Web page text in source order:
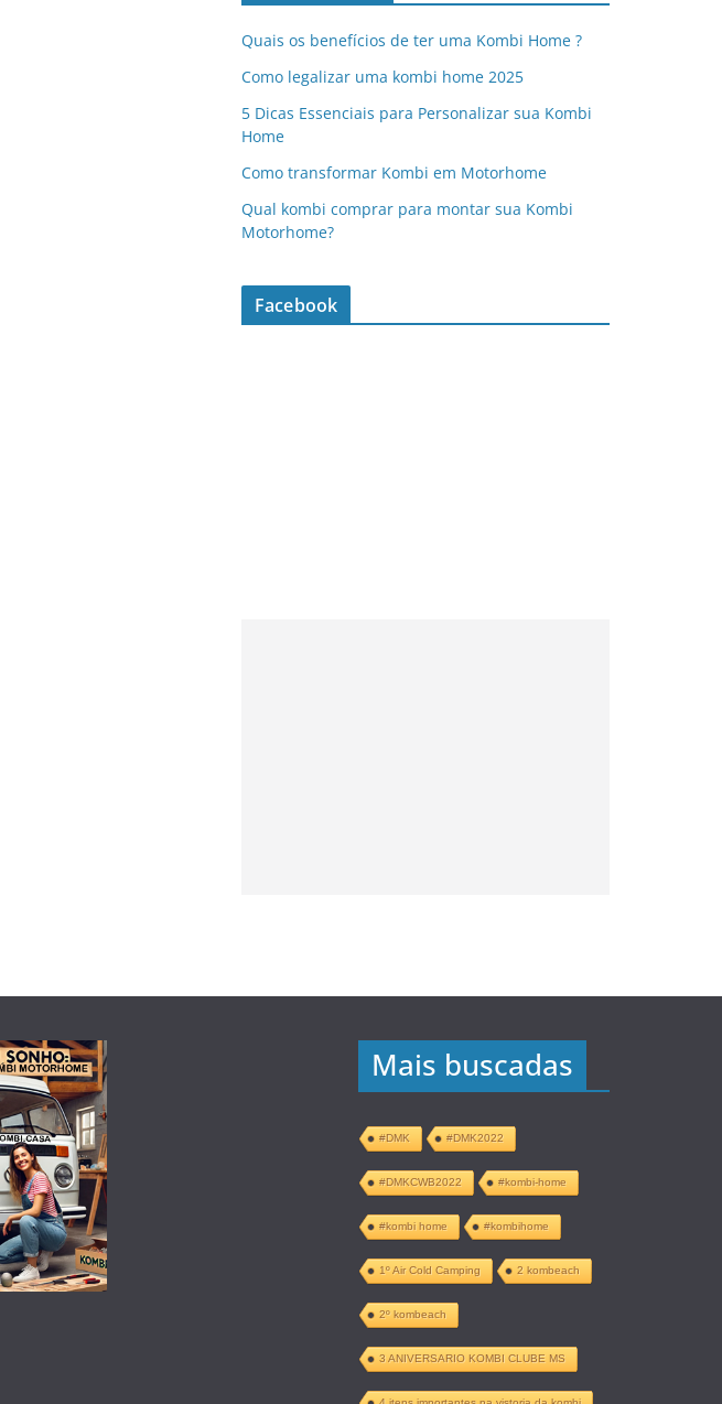
Quais os benefícios de ter uma Kombi Home ?
Como legalizar uma kombi home 2025
5 Dicas Essenciais para Personalizar sua Kombi
Home
Como transformar Kombi em Motorhome
Qual kombi comprar para montar sua Kombi
Motorhome?
Facebook
Mais buscadas
#DMK #DMK2022
#DMKCWB2022 #kombi-home
#kombi home #kombihome
1º Air Cold Camping 2 kombeach
2º kombeach
3 ANIVERSARIO KOMBI CLUBE MS